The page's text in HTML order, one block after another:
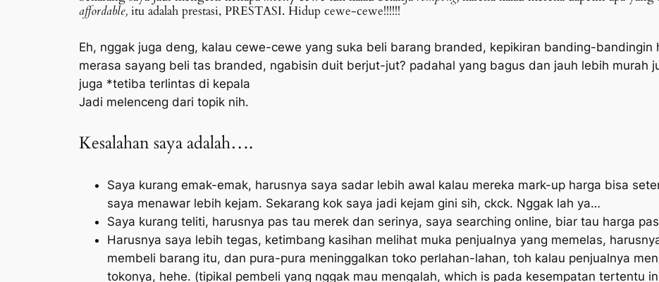
affordable, itu adalah prestasi, PRESTASI. Hidup cewe-cewe!!!!!!
Eh, nggak juga deng, kalau cewe-cewe yang suka beli barang branded, kepikiran banding-bandingin
merasa sayang beli tas branded, ngabisin duit berjut-jut? padahal yang bagus dan jauh lebih murah
juga *tetiba terlintas di kepala
Jadi melenceng dari topik nih.
Kesalahan saya adalah….
Saya kurang emak-emak, harusnya saya sadar lebih awal kalau mereka mark-up harga bisa
saya menawar lebih kejam. Sekarang kok saya jadi kejam gini sih, ckck. Nggak lah ya…
Saya kurang teliti, harusnya pas tau merek dan serinya, saya searching online, biar tau harga
Harusnya saya lebih tegas, ketimbang kasihan melihat muka penjualnya yang memelas,
membeli barang itu, dan pura-pura meninggalkan toko perlahan-lahan, toh kalau penjualnya
tokonya, hehe. (tipikal pembeli yang nggak mau mengalah, which is pada kesempatan tertentu